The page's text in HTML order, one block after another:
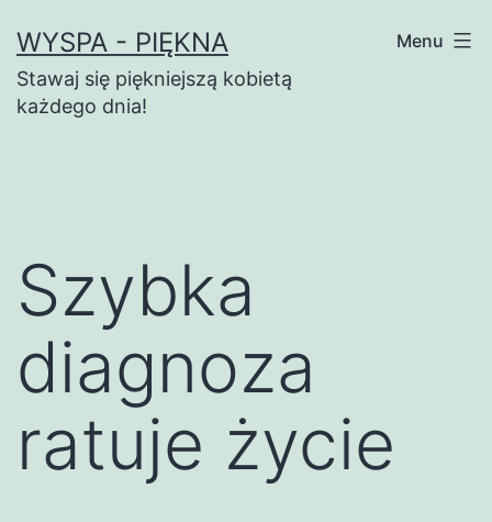
do
treści
WYSPA - PIĘKNA
Stawaj się piękniejszą kobietą
każdego dnia!
Menu
Szybka
diagnoza
ratuje życie